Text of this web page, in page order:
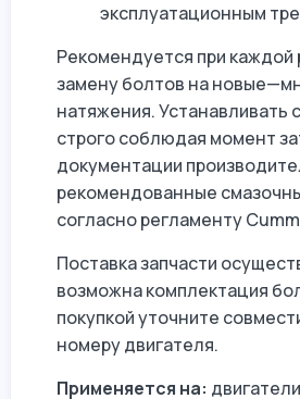
эксплуатационным
Рекомендуется при
замену болтов на
натяжения. Устанавливать
строго соблюдая момент
документации
рекомендованные
согласно регламенту
Поставка запчасти
возможна комплектация
покупкой уточните
номеру двигателя.
Применяется на: